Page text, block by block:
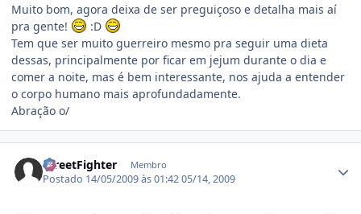
Muito bom, agora deixa de ser preguiçoso e detalha mais aí
pra gente!
:D
Tem que ser muito guerreiro mesmo pra seguir uma dieta
dessas, principalmente por ficar em jejum durante o dia e
comer a noite, mas é bem interessante, nos ajuda a entender
o corpo humano mais aprofundadamente.
Abração o/
StreetFighter Membro
Postado 14/05/2009 às 01:4205/14, 2009